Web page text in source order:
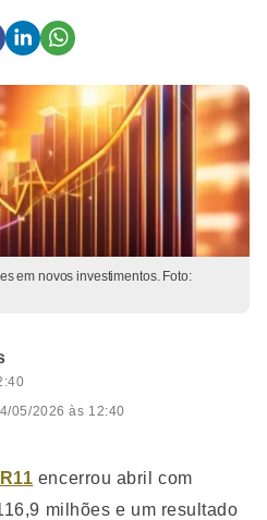
em novos investimentos. Foto:
05/2026 às 12:40
encerrou abril com
milhões e um resultado